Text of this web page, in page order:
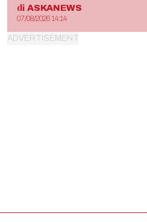
di ASKANEWS
07/08/2026 14:14